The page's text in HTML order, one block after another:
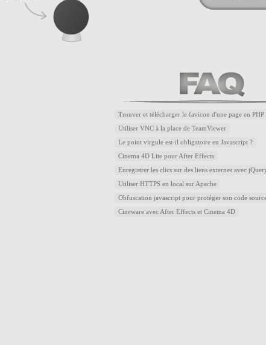
Trouver et télécharger le favicon d'une page en PHP
Utiliser VNC à la place de TeamViewer
Le point virgule est-il obligatoire en Javascript ?
Cinema 4D Lite pour After Effects
Enregistrer les clics sur des liens externes avec
Utiliser HTTPS en local sur Apache
Obfuscation javascript pour protéger son code
Cineware avec After Effects et Cinema 4D